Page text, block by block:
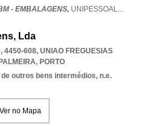
- EMBALAGENS, UNIPESSOAL...
Lda
4450-608, UNIAO FREGUESIAS
, PORTO
outros bens intermédios, n.e.
Ver no Mapa